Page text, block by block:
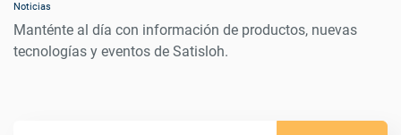
Noticias
Manténte al día con información de productos, nuevas
tecnologías y eventos de Satisloh.